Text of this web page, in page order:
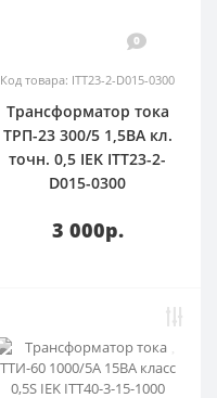
0
Код товара: ITT23-2-D015-0300
Трансформатор тока
ТРП-23 300/5 1,5ВА кл.
точн. 0,5 IEK ITT23-2-
D015-0300
3 000р.